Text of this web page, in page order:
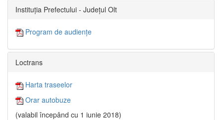
Instituția Prefectului - Județul Olt
Program de audiențe
Loctrans
Harta traseelor
Orar autobuze
(valabil începând cu 1 iunie 2018)